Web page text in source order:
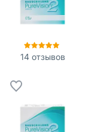
14отзывов